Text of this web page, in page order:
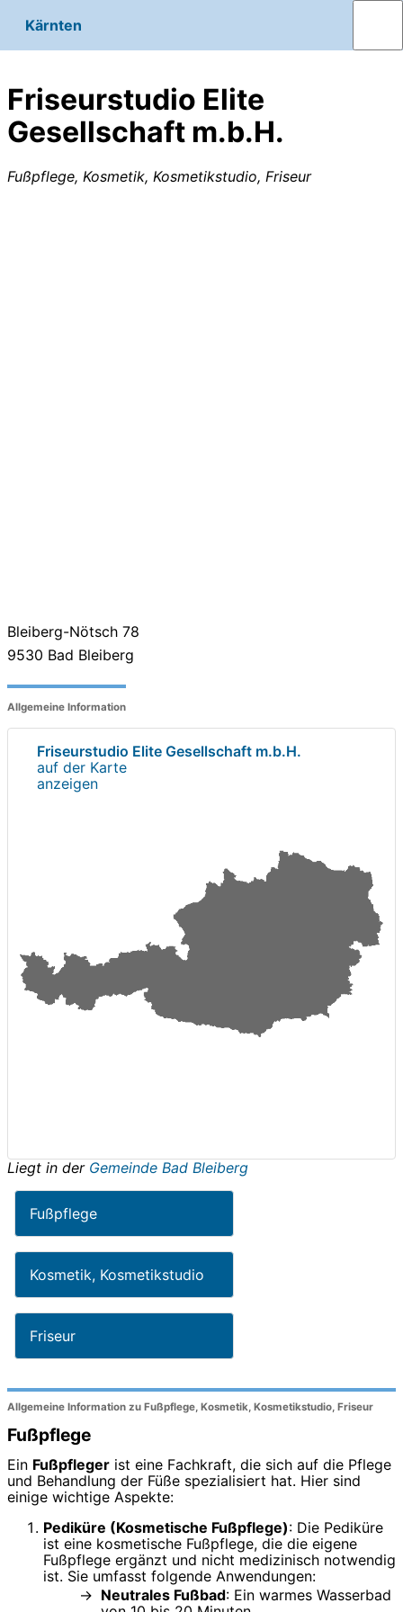
Kärnten
Friseurstudio Elite
Gesellschaft m.b.H.
Fußpflege, Kosmetik, Kosmetikstudio, Friseur
Bleiberg-Nötsch 78
9530 Bad Bleiberg
Allgemeine Information
Friseurstudio Elite Gesellschaft m.b.H.
auf der Karte
anzeigen
Liegt in der Gemeinde Bad Bleiberg
Fußpflege
Kosmetik, Kosmetikstudio
Friseur
Allgemeine Information zu Fußpflege, Kosmetik, Kosmetikstudio, Friseur
Fußpflege
Ein Fußpfleger ist eine Fachkraft, die sich auf die Pflege
und Behandlung der Füße spezialisiert hat. Hier sind
einige wichtige Aspekte:
Pediküre (Kosmetische Fußpflege): Die Pediküre
ist eine kosmetische Fußpflege, die die eigene
Fußpflege ergänzt und nicht medizinisch notwendig
ist. Sie umfasst folgende Anwendungen:
Neutrales Fußbad: Ein warmes Wasserbad